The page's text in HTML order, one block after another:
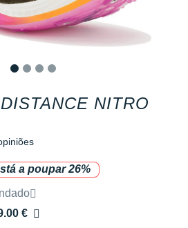
NITRO
a poupar 26%
pela marca
€